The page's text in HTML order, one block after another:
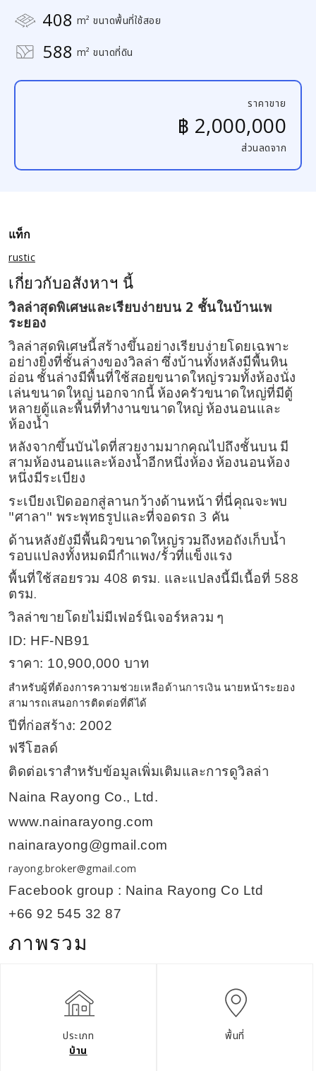
408 m² ขนาดพื้นที่ใช้สอย
588 m² ขนาดที่ดิน
ราคาขาย
฿ 2,000,000
ส่วนลดจาก
แท็ก
rustic
เกี่ยวกับอสังหาฯ นี้
วิลล่าสุดพิเศษและเรียบง่ายบน 2 ชั้นในบ้านเพ
ระยอง
วิลล่าสุดพิเศษนี้สร้างขึ้นอย่างเรียบง่ายโดยเฉพาะ
อย่างยิ่งที่ชั้นล่างของวิลล่า ซึ่งบ้านทั้งหลังมีพื้นหิน
อ่อน ชั้นล่างมีพื้นที่ใช้สอยขนาดใหญ่รวมทั้งห้องนั่ง
เล่นขนาดใหญ่ นอกจากนี้ ห้องครัวขนาดใหญ่ที่มีตู้
หลายตู้และพื้นที่ทำงานขนาดใหญ่ ห้องนอนและ
ห้องน้ำ
หลังจากขึ้นบันไดที่สวยงามมากคุณไปถึงชั้นบน มี
สามห้องนอนและห้องน้ำอีกหนึ่งห้อง ห้องนอนห้อง
หนึ่งมีระเบียง
ระเบียงเปิดออกสู่ลานกว้างด้านหน้า ที่นี่คุณจะพบ
"ศาลา" พระพุทธรูปและที่จอดรถ 3 คัน
ด้านหลังยังมีพื้นผิวขนาดใหญ่รวมถึงหอถังเก็บน้ำ
รอบแปลงทั้งหมดมีกำแพง/รั้วที่แข็งแรง
พื้นที่ใช้สอยรวม 408 ตรม. และแปลงนี้มีเนื้อที่ 588
ตรม.
วิลล่าขายโดยไม่มีเฟอร์นิเจอร์หลวม ๆ
ID: HF-NB91
ราคา: 10,900,000 บาท
สำหรับผู้ที่ต้องการความช่วยเหลือด้านการเงิน นายหน้าระยอง
สามารถเสนอการติดต่อที่ดีได้
ปีที่ก่อสร้าง: 2002
ฟรีโฮลด์
ติดต่อเราสำหรับข้อมูลเพิ่มเติมและการดูวิลล่า
Naina Rayong Co., Ltd.
www.nainarayong.com
nainarayong@gmail.com
rayong.broker@gmail.com
Facebook group : Naina Rayong Co Ltd
+66 92 545 32 87
ภาพรวม
ประเภท
บ้าน
พื้นที่